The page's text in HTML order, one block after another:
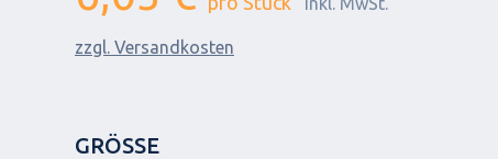
zzgl. Versandkosten
GRÖSSE